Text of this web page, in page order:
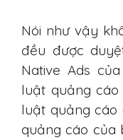
Nói như vậy
đều được
Native Ads
luật quảng
luật quảng cáo
quảng cáo của